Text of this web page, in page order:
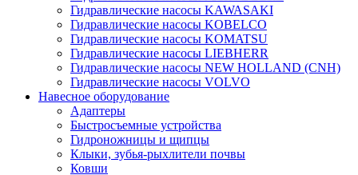
Гидравлические насосы KAWASAKI
Гидравлические насосы KOBELCO
Гидравлические насосы KOMATSU
Гидравлические насосы LIEBHERR
Гидравлические насосы NEW HOLLAND (CNH)
Гидравлические насосы VOLVO
Навесное оборудование
Адаптеры
Быстросъемные устройства
Гидроножницы и щипцы
Клыки, зубья-рыхлители почвы
Ковши